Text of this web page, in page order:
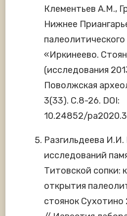
Клементьев А.М.,
Нижнее
«Иркинеево.
(исследования
Поволжская
3(33). С.8-26. DOI:
10.24852/
Разгильдеева
исследований
Титовской сопки:
открытия
стоянок